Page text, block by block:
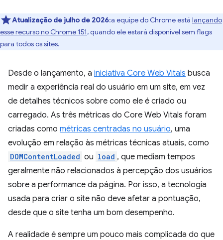
Atualização de julho de 2026:a equipe do Chrome está lançando
esse recurso no Chrome 151, quando ele estará disponível sem flags
para todos os sites.
Desde o lançamento, a iniciativa Core Web Vitals busca
medir a experiência real do usuário em um site, em vez
de detalhes técnicos sobre como ele é criado ou
carregado. As três métricas do Core Web Vitals foram
criadas como métricas centradas no usuário, uma
evolução em relação às métricas técnicas atuais, como
DOMContentLoaded ou load , que mediam tempos
geralmente não relacionados à percepção dos usuários
sobre a performance da página. Por isso, a tecnologia
usada para criar o site não deve afetar a pontuação,
desde que o site tenha um bom desempenho.
A realidade é sempre um pouco mais complicada do que